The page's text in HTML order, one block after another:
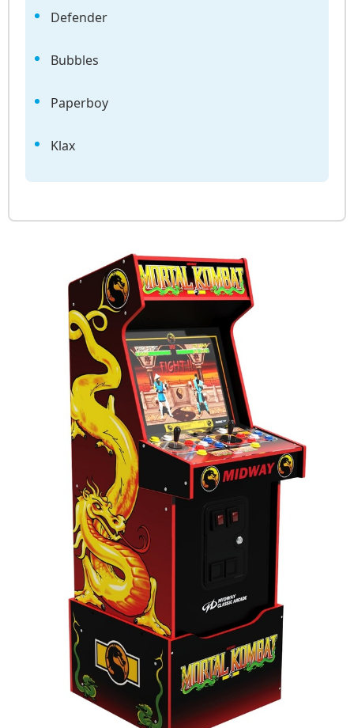
Defender
Bubbles
Paperboy
Klax